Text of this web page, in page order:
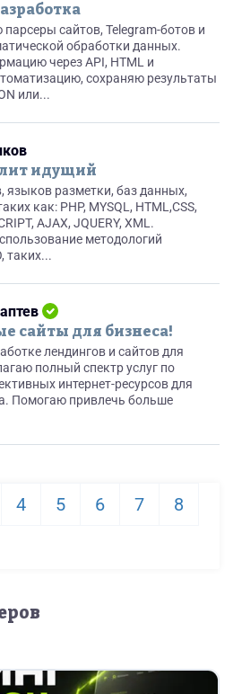
сайтов, Telegram-ботов и
обработки данных.
через API, HTML и
сохраняю результаты
или...
идущий
языков разметки, баз данных,
как: PHP, MYSQL, HTML,CSS,
AJAX, JQUERY, XML.
методологий
таких...
сайты для бизнеса!
лендингов и сайтов для
полный спектр услуг по
интернет-ресурсов для
Помогаю привлечь больше
4 5 6 7
8